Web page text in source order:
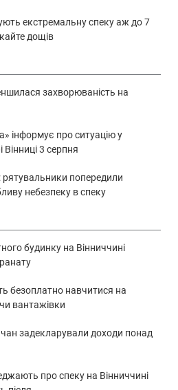
екстремальну спеку аж до 7
дощів
захворюваність на
інформує про ситуацію у
Вінниці 3 серпня
попередили
небезпеку в спеку
будинку на Вінниччині
безоплатно навчитися на
вантажівки
задекларували доходи понад
про спеку на Вінниччині